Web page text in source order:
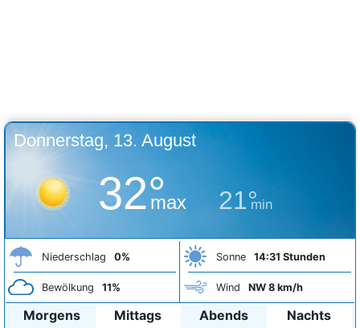
Donnerstag, 13. August
32°
max 21°
min
Niederschlag 0%
Bewölkung 11%
Sonne 14:31 Stunden
Wind NW 8 km/h
Morgens Mittags Abends Nachts